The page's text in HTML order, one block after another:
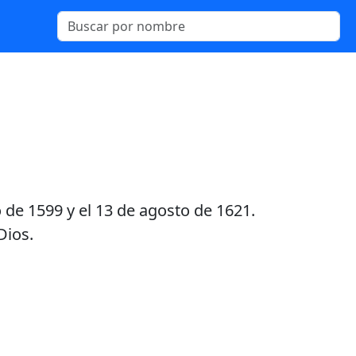
1599 y el 13 de agosto de 1621.